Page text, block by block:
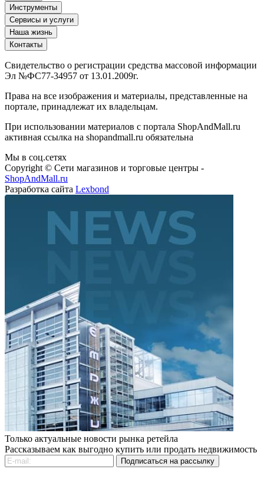
Инструменты
Сервисы и услуги
Наша жизнь
Контакты
Свидетельство о регистрации средства массовой информации
Эл №ФС77-34957 от 13.01.2009г.
Права на все изображения и материалы, представленные на
портале, принадлежат их владельцам.
При использовании материалов с портала ShopAndMall.ru
активная ссылка на shopandmall.ru обязательна
Мы в соц.сетях
Copyright © Сети магазинов и торговые центры -
ShopAndMall.ru
Разработка сайта Lexbond
Только актуальные новости рынка ретейла
Рассказываем как выгодно купить или продать недвижимость